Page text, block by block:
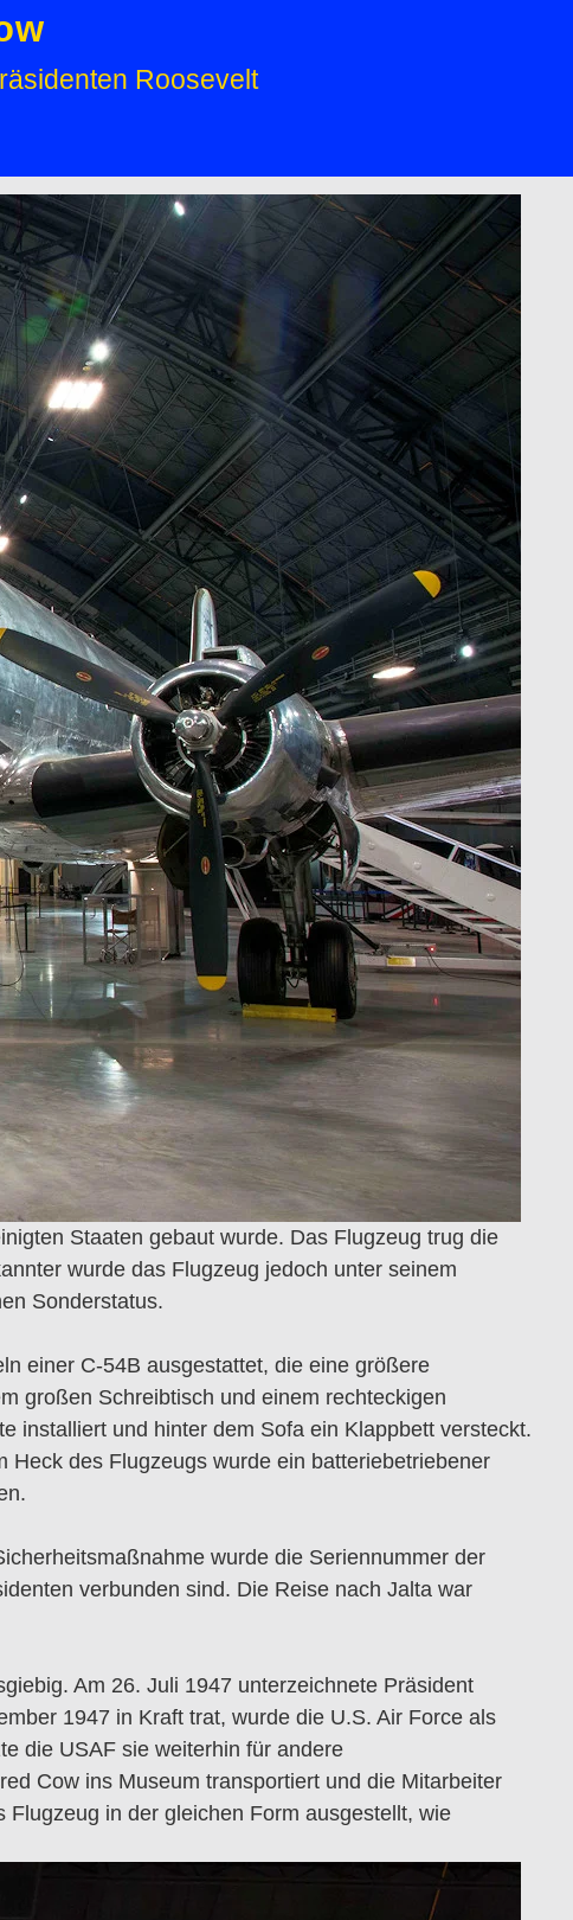
Roosevelt
Staaten gebaut wurde. Das Flugzeug trug die
wurde das Flugzeug jedoch unter seinem
Sonderstatus.
einer C-54B ausgestattet, die eine größere
großen Schreibtisch und einem rechteckigen
installiert und hinter dem Sofa ein Klappbett versteckt.
des Flugzeugs wurde ein batteriebetriebener
wurde die Seriennummer der
verbunden sind. Die Reise nach Jalta war
Am 26. Juli 1947 unterzeichnete Präsident
1947 in Kraft trat, wurde die U.S. Air Force als
die USAF sie weiterhin für andere
Cow ins Museum transportiert und die Mitarbeiter
in der gleichen Form ausgestellt, wie